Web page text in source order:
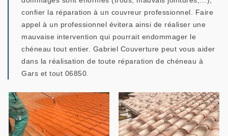
confier la réparation à un couvreur professionnel. Faire
appel à un professionnel évitera ainsi de réaliser une
mauvaise intervention qui pourrait endommager le
chéneau tout entier. Gabriel Couverture peut vous aider
dans la réalisation de toute réparation de chéneau à
Gars et tout 06850.